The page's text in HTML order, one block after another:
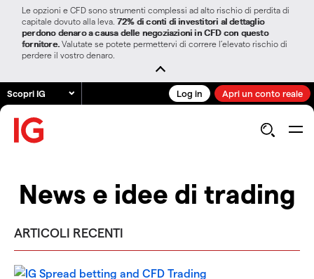
Le opzioni e CFD sono strumenti complessi ad alto rischio di perdita di
capitale dovuto alla leva. 72% di conti di investitori al dettaglio
perdono denaro a causa delle negoziazioni in CFD con questo
fornitore. Valutate se potete permettervi di correre l’elevato rischio di
perdere il vostro denaro.
Scopri IG Log in Apri un conto reale
News e idee di trading
ARTICOLI RECENTI